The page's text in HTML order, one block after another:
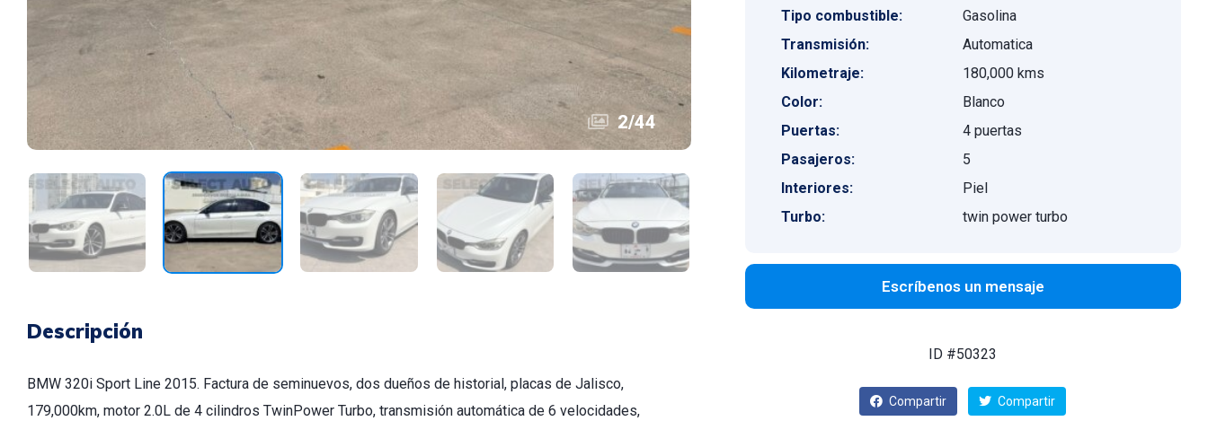
2/44
Descripción
BMW 320i Sport Line 2015. Factura de seminuevos, dos dueños de historial, placas de Jalisco,
179,000km, motor 2.0L de 4 cilindros TwinPower Turbo, transmisión automática de 6 velocidades,
Tipo combustible:
Gasolina
Transmisión:
Automatica
Kilometraje:
180,000 kms
Color:
Blanco
Puertas:
4 puertas
Pasajeros:
5
Interiores:
Piel
Turbo:
twin power turbo
Escríbenos un mensaje
ID #50323
Compartir Compartir